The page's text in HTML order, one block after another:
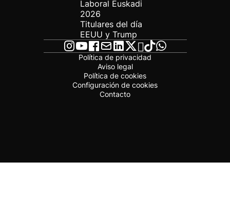
Laboral Euskadi
2026
Titulares del día
EEUU y Trump
Política de privacidad
Aviso legal
Política de cookies
Configuración de cookies
Contacto